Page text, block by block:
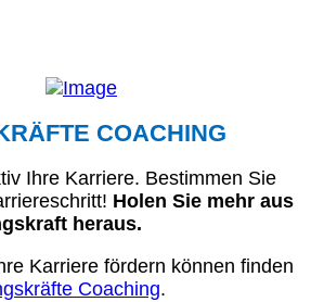
COACHING
Ihre Karriere. Bestimmen Sie
Holen Sie mehr aus
heraus.
Karriere fördern können finden
Coaching.